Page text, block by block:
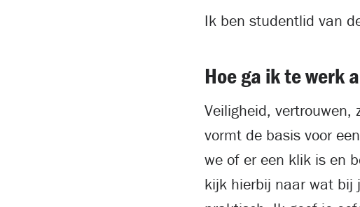
Ik ben studentlid van
Hoe ga ik te werk
Veiligheid,
vormt de basis voor
we of er een klik is en
kijk hierbij naar wat bij